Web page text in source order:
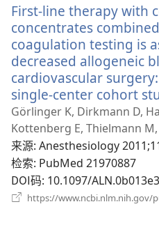
First-line therapy with
concentrates
coagulation testing is
decreased allogeneic
cardiovascular
single-center cohort
Görlinger K, Dirkmann D,
Kottenberg E, Thielmann M,
来源‎: Anesthesiology
检索‎: PubMed 21970887
DOI码‎: 10.1097/
https://www.ncbi.nlm.nih.gov/